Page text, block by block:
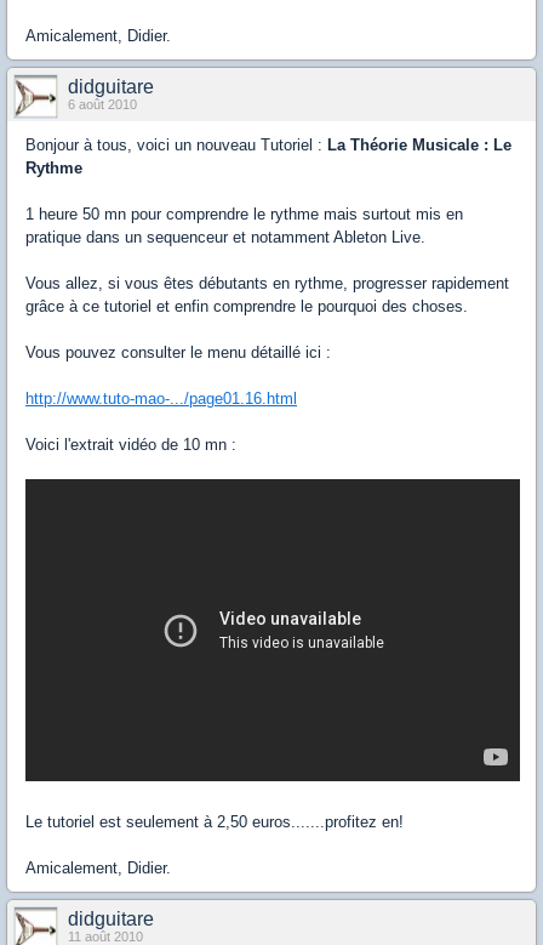
Amicalement, Didier.
didguitare
6 août 2010
Bonjour à tous, voici un nouveau Tutoriel : La Théorie Musicale : Le
Rythme
1 heure 50 mn pour comprendre le rythme mais surtout mis en
pratique dans un sequenceur et notamment Ableton Live.
Vous allez, si vous êtes débutants en rythme, progresser rapidement
grâce à ce tutoriel et enfin comprendre le pourquoi des choses.
Vous pouvez consulter le menu détaillé ici :
http://www.tuto-mao-.../page01.16.html
Voici l'extrait vidéo de 10 mn :
Le tutoriel est seulement à 2,50 euros.......profitez en!
Amicalement, Didier.
didguitare
11 août 2010